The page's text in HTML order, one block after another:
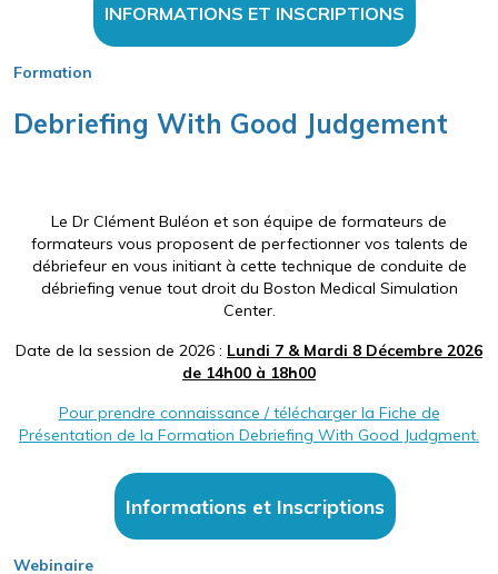
INFORMATIONS ET INSCRIPTIONS
Formation
Debriefing With Good Judgement
Le Dr Clément Buléon et son équipe de formateurs de
formateurs vous proposent de perfectionner vos talents de
débriefeur en vous initiant à cette technique de conduite de
débriefing venue tout droit du Boston Medical Simulation
Center.
Date de la session de 2026 : Lundi 7 & Mardi 8 Décembre 2026
de 14h00 à 18h00
Pour prendre connaissance / télécharger la Fiche de
Présentation de la Formation Debriefing With Good Judgment.
Informations et Inscriptions
Webinaire